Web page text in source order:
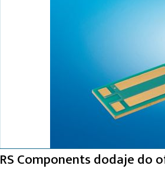
RS Components dodaje do